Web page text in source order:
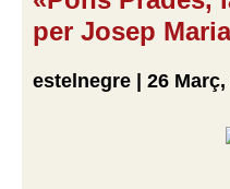
per Josep
estelnegre | 26 Març,